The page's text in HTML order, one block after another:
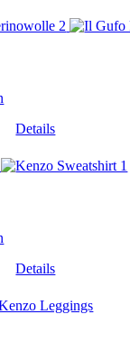
Details
Details